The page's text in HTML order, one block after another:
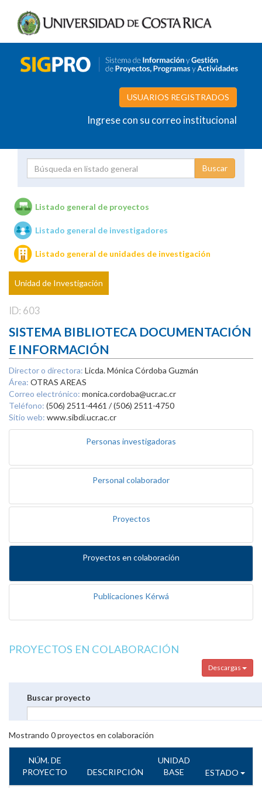
USUARIOS REGISTRADOS
Ingrese con su correo institucional
Unidades de investigación
Listado general de proyectos
Listado general de investigadores
Listado general de unidades de investigación
Unidad de Investigación
ID: 603
SISTEMA BIBLIOTECA DOCUMENTACIÓN
E INFORMACIÓN
Director o directora: Licda. Mónica Córdoba Guzmán
Área: OTRAS AREAS
Correo electrónico: monica.cordoba@ucr.ac.cr
Teléfono: (506) 2511-4461 / (506) 2511-4750
Sitio web: www.sibdi.ucr.ac.cr
Personas investigadoras
Personal colaborador
Proyectos
Proyectos en colaboración
Publicaciones Kérwá
PROYECTOS EN COLABORACIÓN
Descargas
Buscar proyecto
Mostrando 0proyectos en colaboración
NÚM. DE
PROYECTO
DESCRIPCIÓN
UNIDAD
BASE
ESTADO